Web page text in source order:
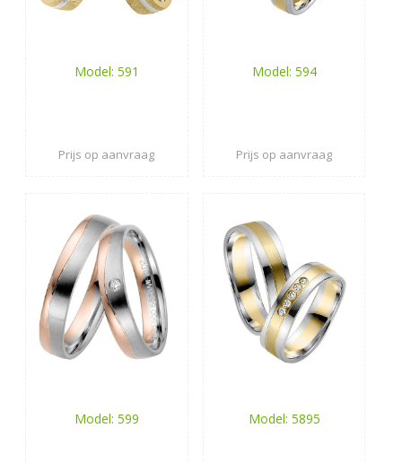
Model: 591
Prijs op aanvraag
Model: 594
Prijs op aanvraag
Model: 599 Model: 5895